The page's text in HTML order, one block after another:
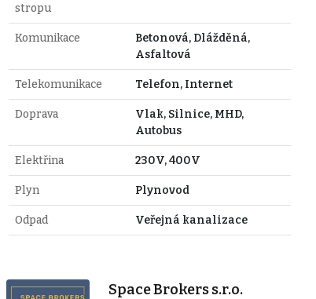
stropu
Komunikace
Betonová, Dlážděná,
Asfaltová
Telekomunikace Telefon, Internet
Doprava
Vlak, Silnice, MHD,
Autobus
Elektřina 230V, 400V
Plyn Plynovod
Odpad Veřejná kanalizace
Space Brokers s.r.o.